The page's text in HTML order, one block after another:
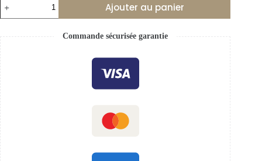
Ajouter au panier
Commande sécurisée garantie